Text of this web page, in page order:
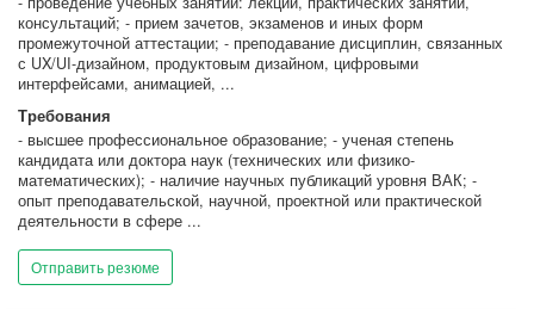
консультаций; - прием зачетов, экзаменов и иных форм
промежуточной аттестации; - преподавание дисциплин, связанных
с UX/UI-дизайном, продуктовым дизайном, цифровыми
интерфейсами, анимацией, ...
Требования
- высшее профессиональное образование; - ученая степень
кандидата или доктора наук (технических или физико-
математических); - наличие научных публикаций уровня ВАК; -
опыт преподавательской, научной, проектной или практической
деятельности в сфере ...
Отправить резюме